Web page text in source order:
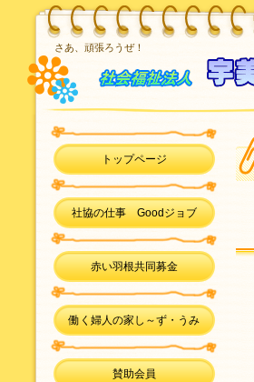
さあ、頑張ろうぜ！
トップページ
社協の仕事 Goodジョブ
赤い羽根共同募金
働く婦人の家し～ず・うみ
賛助会員